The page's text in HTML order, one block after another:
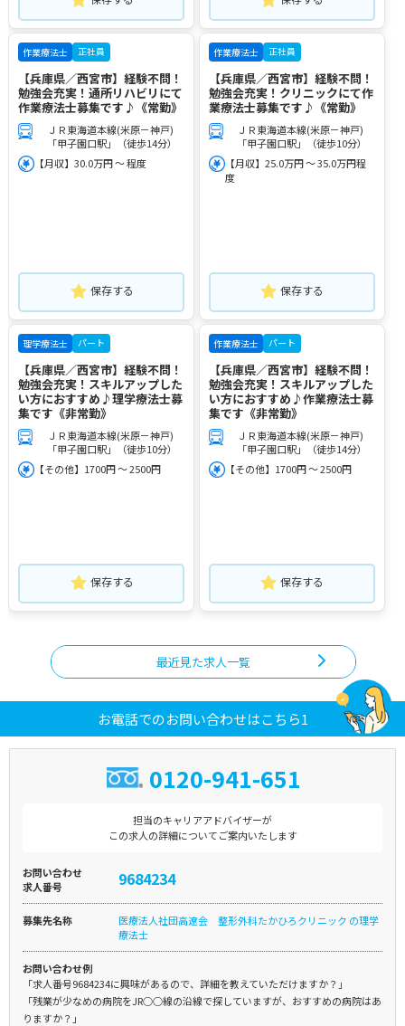
作業療法士 正社員
【兵庫県／西宮市】経験不問！
勉強会充実！通所リハビリにて
作業療法士募集です♪《常勤》
ＪＲ東海道本線(米原－神戸)
「甲子園口駅」（徒歩14分）
【月収】30.0万円 ～ 程度
保存する
作業療法士 正社員
【兵庫県／西宮市】経験不問！
勉強会充実！クリニックにて作
業療法士募集です♪《常勤》
ＪＲ東海道本線(米原－神戸)
「甲子園口駅」（徒歩10分）
【月収】25.0万円 ～ 35.0万円程
度
保存する
理学療法士 パート
【兵庫県／西宮市】経験不問！
勉強会充実！スキルアップした
い方におすすめ♪理学療法士募
集です《非常勤》
ＪＲ東海道本線(米原－神戸)
「甲子園口駅」（徒歩10分）
【その他】1700円 ～ 2500円
保存する
作業療法士 パート
【兵庫県／西宮市】経験不問！
勉強会充実！スキルアップした
い方におすすめ♪作業療法士募
集です《非常勤》
ＪＲ東海道本線(米原－神戸)
「甲子園口駅」（徒歩14分）
【その他】1700円 ～ 2500円
保存する
最近見た求人一覧
お電話でのお問い合わせはこちら1
0120-941-651
担当のキャリアアドバイザーが
この求人の詳細についてご案内いたします
お問い合わせ
求人番号
9684234
募集先名称
医療法人社団高遼会 整形外科たかひろクリニック の理学
療法士
お問い合わせ例
「求人番号9684234に興味があるので、詳細を教えていただけますか？」
「残業が少なめの病院をJR○○線の沿線で探していますが、おすすめの病院はあ
りますか？」